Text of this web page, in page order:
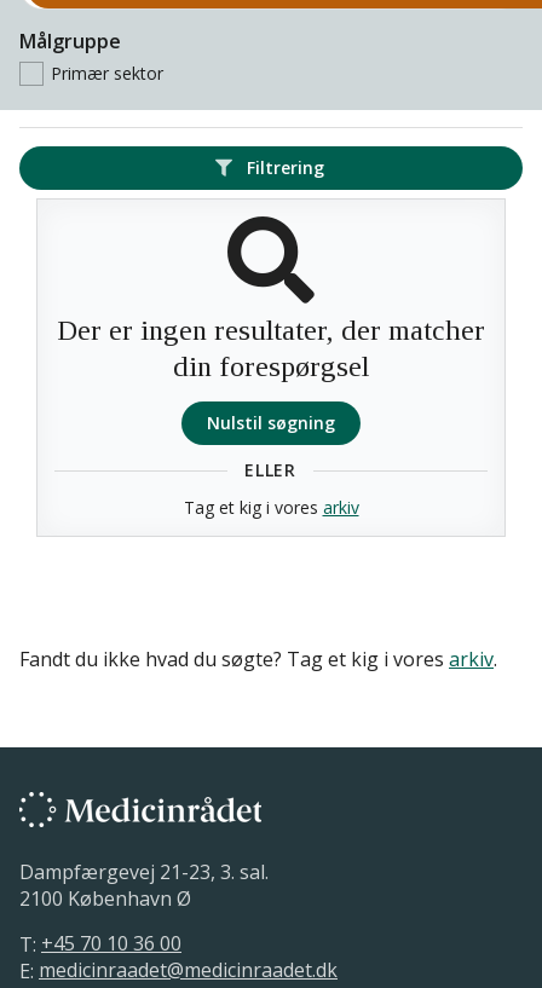
Målgruppe
Primær sektor
Filtrering
Der er ingen resultater, der matcher
din forespørgsel
Nulstil søgning
ELLER
Tag et kig i vores arkiv
Fandt du ikke hvad du søgte? Tag et kig i vores arkiv.
Dampfærgevej 21-23, 3. sal.
2100 København Ø
T: +45 70 10 36 00
E: medicinraadet@medicinraadet.dk